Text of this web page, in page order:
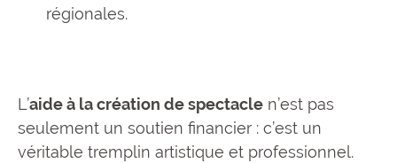
régionales.
L’aide à la création de spectacle n’est pas
seulement un soutien financier : c’est un
véritable tremplin artistique et professionnel.